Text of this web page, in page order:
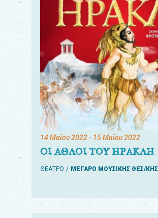
14 Μαΐου 2022- 15 Μαΐου 2022
ΟΙ ΑΘΛΟΙ ΤΟΥ ΗΡΑΚΛΗ
ΘΕΑΤΡΟ ΜΕΓΑΡΟ ΜΟΥΣΙΚΗΣ ΘΕΣ/ΚΗΣ